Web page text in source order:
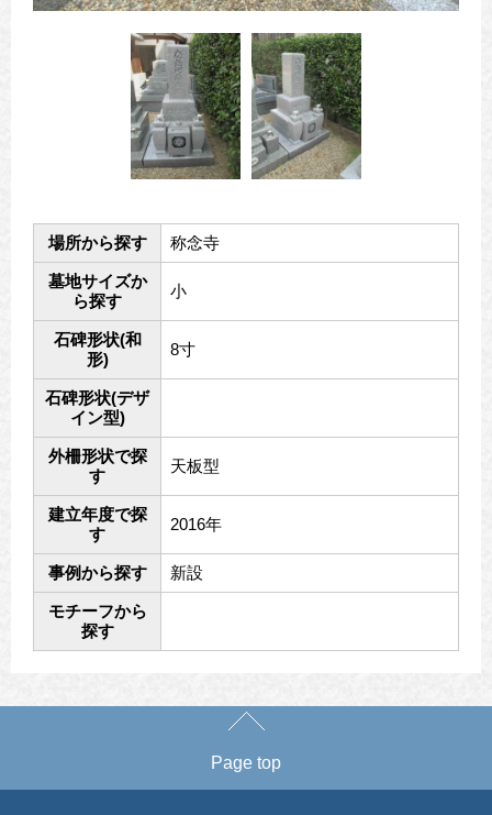
場所から探す 称念寺
墓地サイズか
ら探す
小
石碑形状(和
形)
8寸
石碑形状(デザ
イン型)
外柵形状で探
す
天板型
建立年度で探
す
2016年
事例から探す 新設
モチーフから
探す
Page top